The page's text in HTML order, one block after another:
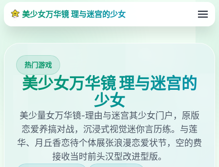
美少女万华镜 理与迷宫的少女
热门游戏
美少女万华镜 理与迷宫的
少女
美少量女万华镜-理由与迷宫其少女门户，原版
恋爱养搞对战，沉浸式视觉迷你言历练。与莲
华、月丘香恋待个体展张浪漫恋爱状节，空的费
接收当时前头汉型改进型版。